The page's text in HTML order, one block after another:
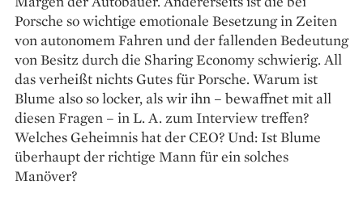
Porsche so wichtige emotionale Besetzung in Zeiten
von autonomem Fahren und der fallenden Bedeutung
von Besitz durch die Sharing Economy schwierig. All
das verheißt nichts Gutes für Porsche. Warum ist
Blume also so locker, als wir ihn – bewaffnet mit all
diesen ­Fragen – in L. A. zum Interview treffen?
Welches Geheimnis hat der CEO? Und: Ist Blume
überhaupt der richtige Mann für ein solches
Manöver?